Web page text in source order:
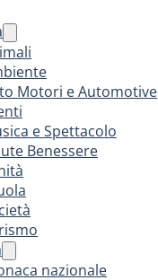
Motori e Automotive
e Spettacolo
Benessere
nazionale